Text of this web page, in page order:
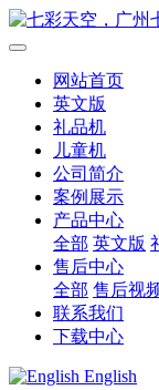
网站首页
英文版
礼品机
儿童机
公司简介
案例展示
产品中心
全部 英文版
售后中心
全部 售后视
联系我们
下载中心
English